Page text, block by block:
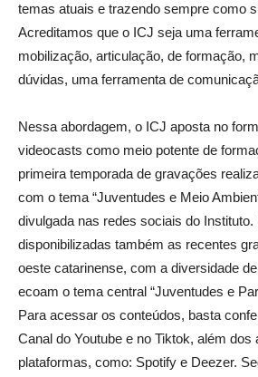
temas atuais e trazendo sempre como
Acreditamos que o ICJ seja uma
mobilização, articulação, de formação,
dúvidas, uma ferramenta de
Nessa abordagem, o ICJ aposta no
videocasts como meio potente de
primeira temporada de gravações
com o tema “Juventudes e Meio
divulgada nas redes sociais do
disponibilizadas também as recentes
oeste catarinense, com a diversidade
ecoam o tema central “Juventudes e
Para acessar os conteúdos, basta
Canal do Youtube e no Tiktok, além
plataformas, como: Spotify e Deezer.